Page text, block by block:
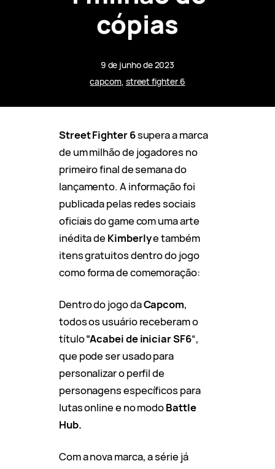
cópias
9 de junho de 2023
capcom, street fighter 6
Street Fighter 6supera a marca
de um milhão de jogadores no
primeiro final de semana do
lançamento. A informação foi
publicada pelas redes sociais
oficiais do game com uma arte
inédita deKimberlye também
itens gratuitos dentro do jogo
como forma de comemoração:
Dentro do jogo daCapcom,
todos os usuário receberam o
título“Acabei de iniciar SF6“,
que pode ser usado para
personalizar o perfil de
personagens específicos para
lutas online e no modoBattle
Hub.
Com a nova marca, a série já